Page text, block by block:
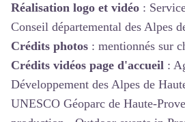
Réalisation logo et vidéo :
Conseil départemental des Alpes
Crédits photos : mentionnés sur
Crédits vidéos page d'accueil :
Développement des Alpes de
UNESCO Géoparc de Haute-